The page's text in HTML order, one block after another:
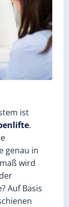
ist
.
genau in
wird
Auf Basis